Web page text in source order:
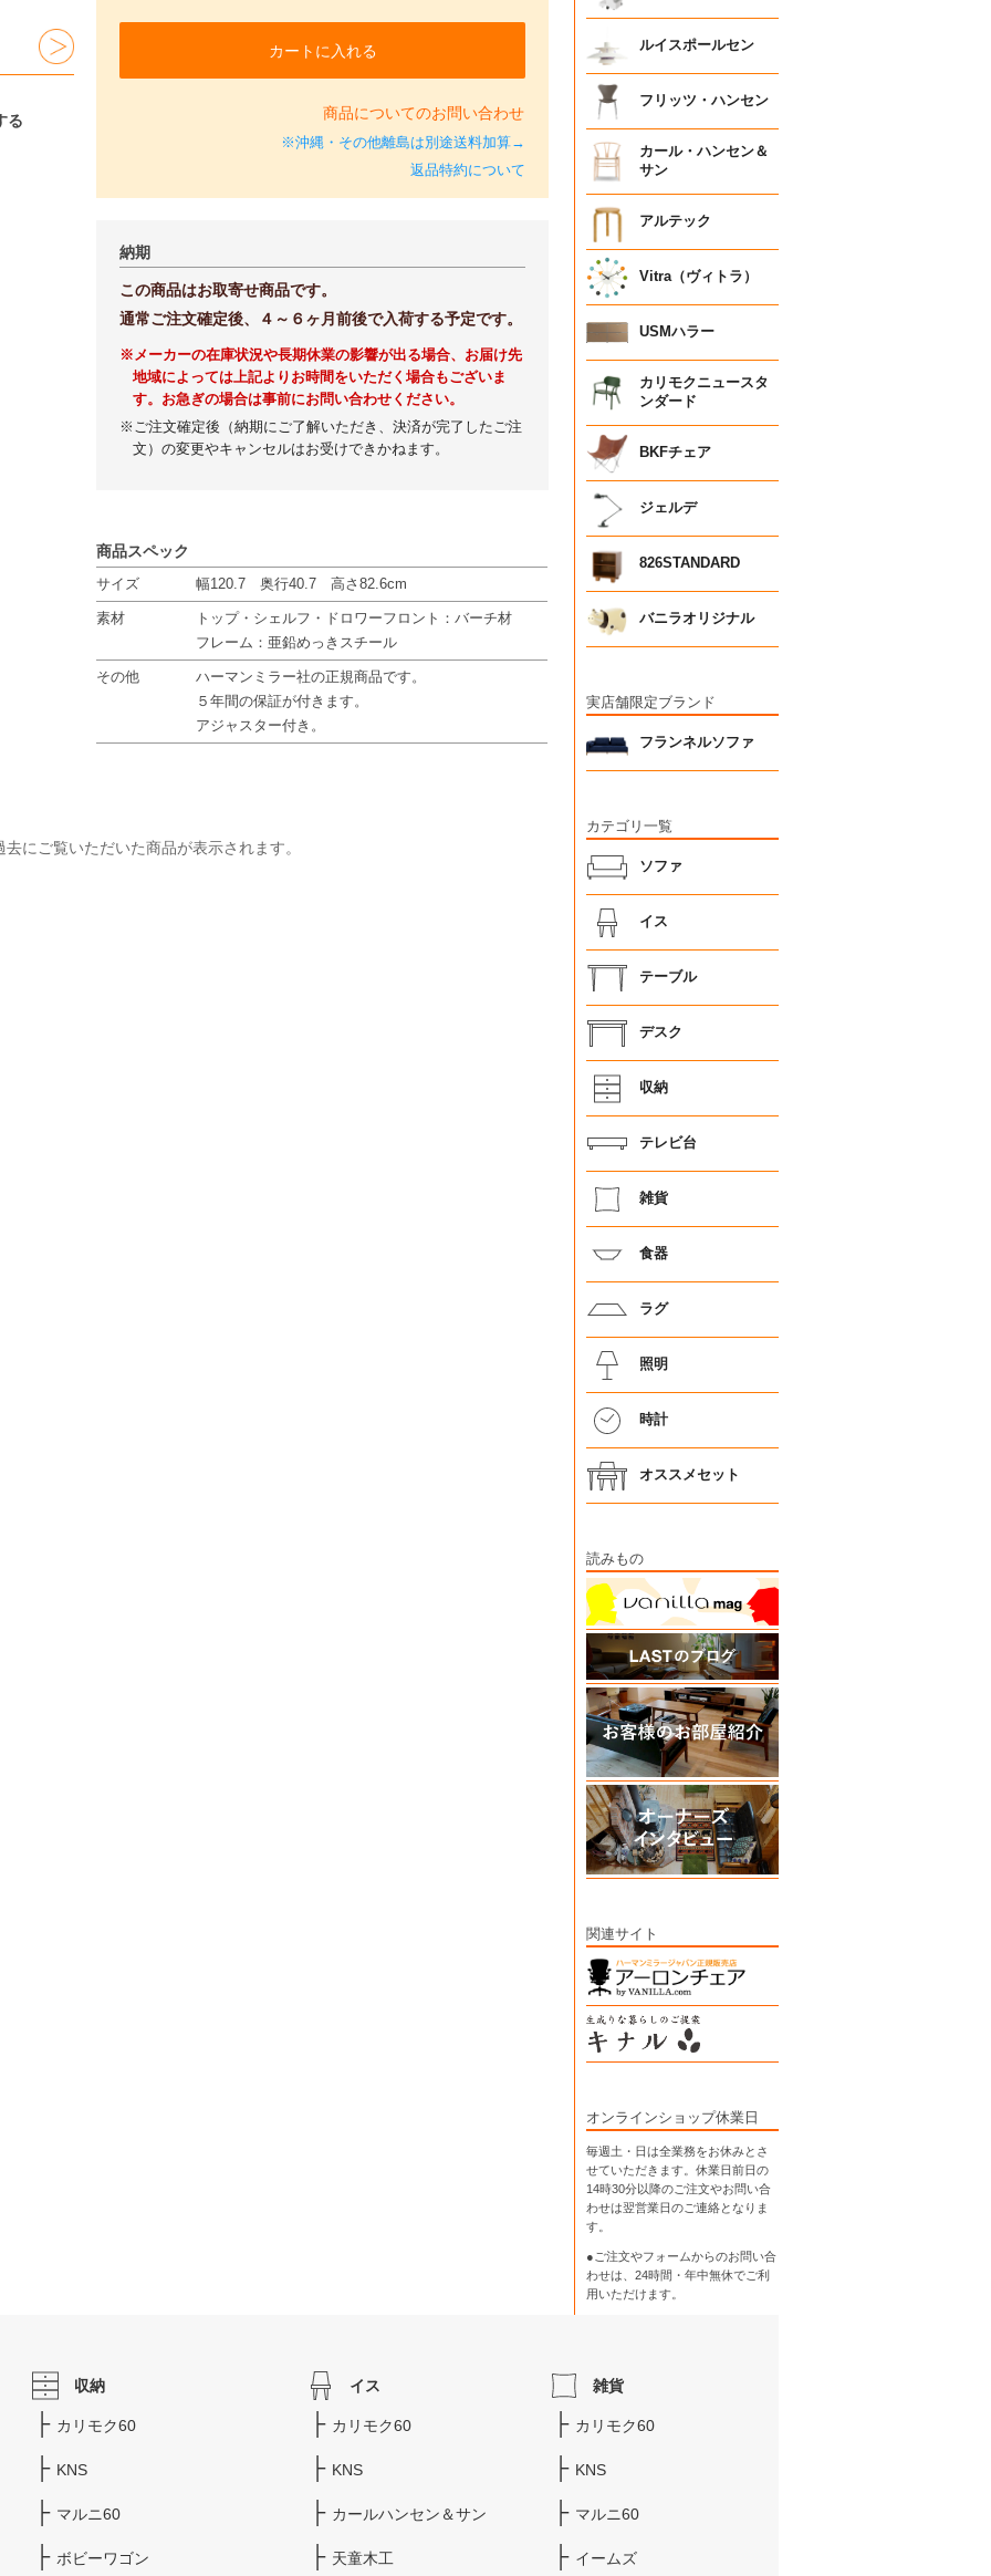
る
カートに入れる
商品についてのお問い合わせ
※沖縄・その他離島は別途送料加算→
返品特約について
納期
この商品はお取寄せ商品です。
通常ご注文確定後、４～６ヶ月前後で入荷する予定です。
※メーカーの在庫状況や長期休業の影響が出る場合、お届け先
地域によっては上記よりお時間をいただく場合もございま
す。お急ぎの場合は事前にお問い合わせください。
※ご注文確定後（納期にご了解いただき、決済が完了したご注
文）の変更やキャンセルはお受けできかねます。
商品スペック
サイズ 幅120.7 奥行40.7 高さ82.6cm
素材
トップ・シェルフ・ドロワーフロント：バーチ材
フレーム：亜鉛めっきスチール
その他
ハーマンミラー社の正規商品です。
５年間の保証が付きます。
アジャスター付き。
去にご覧いただいた商品が表示されます。
ルイスポールセン
フリッツ・ハンセン
カール・ハンセン＆
サン
アルテック
Vitra（ヴィトラ）
USMハラー
カリモクニュースタ
ンダード
BKFチェア
ジェルデ
826STANDARD
バニラオリジナル
実店舗限定ブランド
フランネルソファ
カテゴリ一覧
ソファ
イス
テーブル
デスク
収納
テレビ台
雑貨
食器
ラグ
照明
時計
オススメセット
読みもの
関連サイト
オンラインショップ休業日
毎週土・日は全業務をお休みとさ
せていただきます。休業日前日の
14時30分以降のご注文やお問い合
わせは翌営業日のご連絡となりま
す。
●ご注文やフォームからのお問い合
わせは、 24時間・年中無休でご利
用いただけます。
収納
カリモク60
KNS
マルニ60
ボビーワゴン
イス
カリモク60
KNS
カールハンセン＆サン
天童木工
雑貨
カリモク60
KNS
マルニ60
イームズ